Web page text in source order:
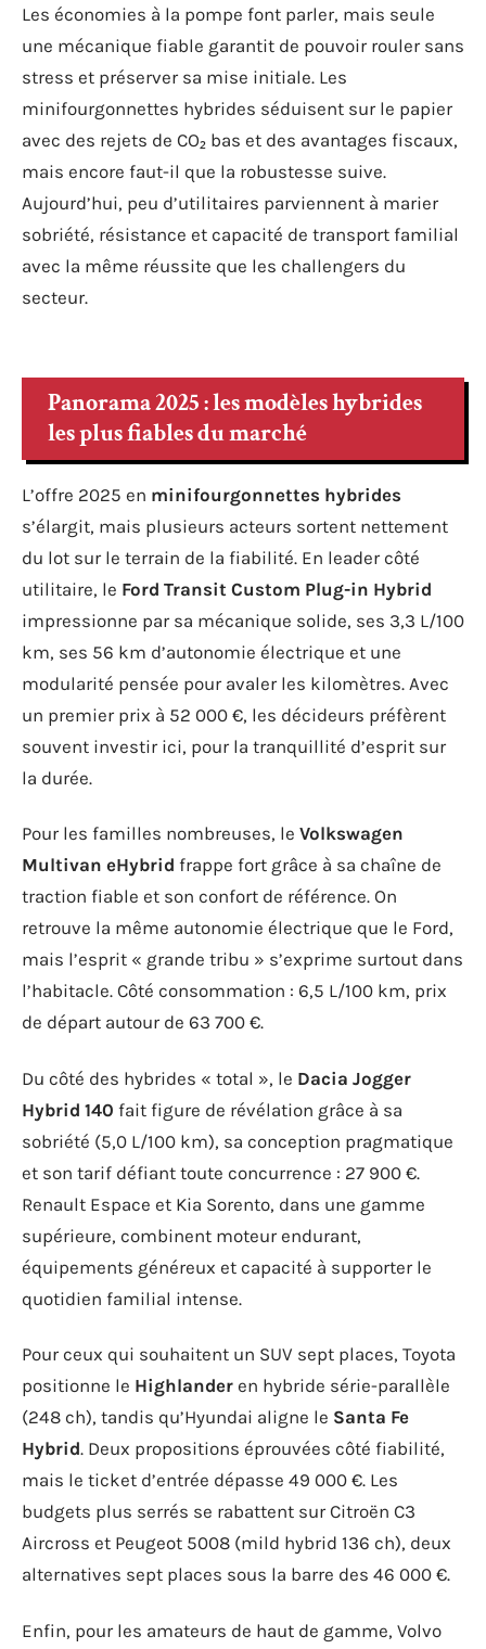
Les économies à la pompe font parler, mais seule
une mécanique fiable garantit de pouvoir rouler sans
stress et préserver sa mise initiale. Les
minifourgonnettes hybrides séduisent sur le papier
avec des rejets de CO₂ bas et des avantages fiscaux,
mais encore faut-il que la robustesse suive.
Aujourd’hui, peu d’utilitaires parviennent à marier
sobriété, résistance et capacité de transport familial
avec la même réussite que les challengers du
secteur.
Panorama 2025 : les modèles hybrides
les plus fiables du marché
L’offre 2025 en minifourgonnettes hybrides
s’élargit, mais plusieurs acteurs sortent nettement
du lot sur le terrain de la fiabilité. En leader côté
utilitaire, le Ford Transit Custom Plug-in Hybrid
impressionne par sa mécanique solide, ses 3,3 L/100
km, ses 56 km d’autonomie électrique et une
modularité pensée pour avaler les kilomètres. Avec
un premier prix à 52 000 €, les décideurs préfèrent
souvent investir ici, pour la tranquillité d’esprit sur
la durée.
Pour les familles nombreuses, le Volkswagen
Multivan eHybrid frappe fort grâce à sa chaîne de
traction fiable et son confort de référence. On
retrouve la même autonomie électrique que le Ford,
mais l’esprit « grande tribu » s’exprime surtout dans
l’habitacle. Côté consommation : 6,5 L/100 km, prix
de départ autour de 63 700 €.
Du côté des hybrides « total », le Dacia Jogger
Hybrid 140 fait figure de révélation grâce à sa
sobriété (5,0 L/100 km), sa conception pragmatique
et son tarif défiant toute concurrence : 27 900 €.
Renault Espace et Kia Sorento, dans une gamme
supérieure, combinent moteur endurant,
équipements généreux et capacité à supporter le
quotidien familial intense.
Pour ceux qui souhaitent un SUV sept places, Toyota
positionne le Highlander en hybride série-parallèle
(248 ch), tandis qu’Hyundai aligne le Santa Fe
Hybrid. Deux propositions éprouvées côté fiabilité,
mais le ticket d’entrée dépasse 49 000 €. Les
budgets plus serrés se rabattent sur Citroën C3
Aircross et Peugeot 5008 (mild hybrid 136 ch), deux
alternatives sept places sous la barre des 46 000 €.
Enfin, pour les amateurs de haut de gamme, Volvo